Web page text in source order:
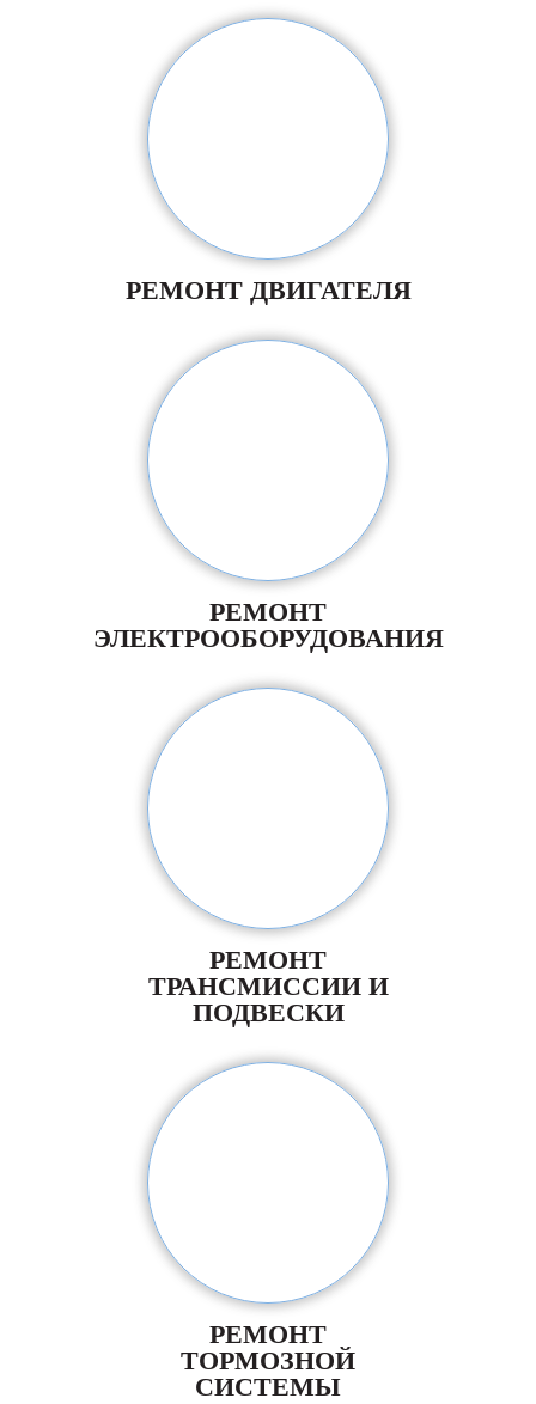
РЕМОНТ ДВИГАТЕЛЯ
РЕМОНТ
ЭЛЕКТРООБОРУДОВАНИЯ
РЕМОНТ
ТРАНСМИССИИ И
ПОДВЕСКИ
РЕМОНТ
ТОРМОЗНОЙ
СИСТЕМЫ